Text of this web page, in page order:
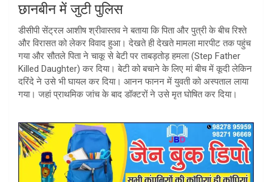
छानबीन में जुटी पुलिस
डीसीपी सेंट्रल आशीष श्रीवास्तव ने बताया कि पिता और पुत्री के बीच रिश्ते
और विरासत को लेकर विवाद हुआ। देखते ही देखते मामला मारपीट तक पहुंच
गया और सौतले पिता ने चाकू से बेटी पर ताबड़तोड़ हमला (Step Father
Killed Daughter) कर दिया। बेटी को बचाने के लिए मां बीच में कूदी लेकिन
दरिंदे ने उसे भी घायल कर दिया। आनन फानन में युवती को अस्पताल लाया
गया। जहां प्राथमिक जांच के बाद डॉक्टरों ने उसे मृत घोषित कर दिया।